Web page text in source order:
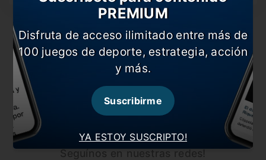
CARGAR MÁS NOTICIAS
Seguínos en nuestras redes!
YA ESTOY SUSCRIPTO!
PREMIUM
Disfruta de acceso ilimitado entre más de
100 juegos de deporte, estrategia, acción
y más.
Suscribirme